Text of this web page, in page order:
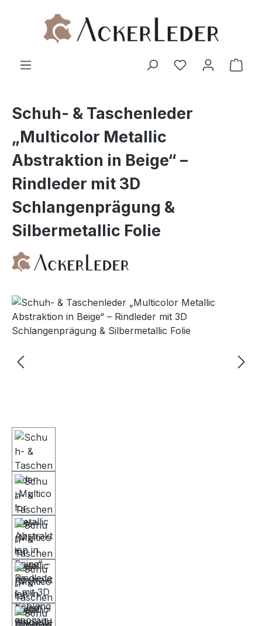
Zum Hauptinhalt springen
Schuh- & Taschenleder
„Multicolor Metallic
Abstraktion in Beige“ –
Rindleder mit 3D
Schlangenprägung &
Silbermetallic Folie
Bildergalerie überspringen